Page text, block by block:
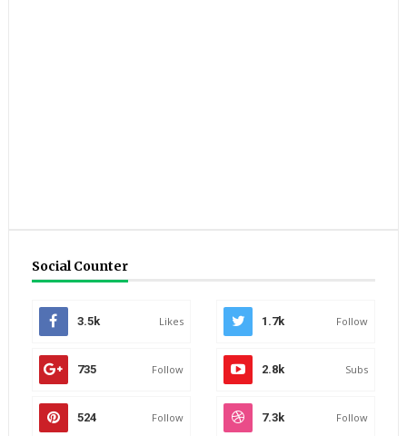
Social Counter
3.5k Likes 1.7k Follow
735 Follow 2.8k Subs
524 Follow 7.3k Follow